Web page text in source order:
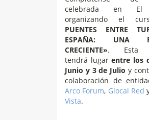
celebrada en El
organizando el
PUENTES ENTRE
ESPAÑA: UNA
CRECIENTE». Esta
tendrá lugarentre los
Junio y 3 de Julio y
colaboración de
Arco Forum, Glocal Red
Vista.